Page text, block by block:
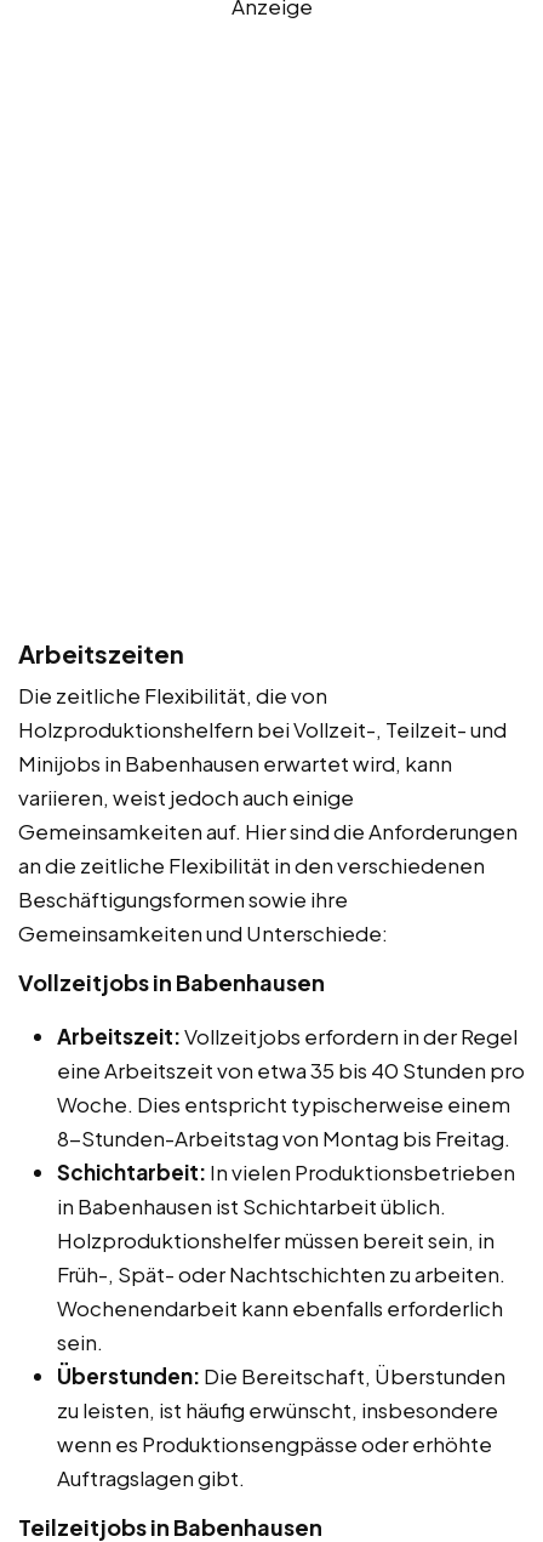
Anzeige
Arbeitszeiten
Die zeitliche Flexibilität, die von
Holzproduktionshelfern bei Vollzeit-, Teilzeit- und
Minijobs in Babenhausen erwartet wird, kann
variieren, weist jedoch auch einige
Gemeinsamkeiten auf. Hier sind die Anforderungen
an die zeitliche Flexibilität in den verschiedenen
Beschäftigungsformen sowie ihre
Gemeinsamkeiten und Unterschiede:
Vollzeitjobs in Babenhausen
Arbeitszeit:Vollzeitjobs erfordern in der Regel
eine Arbeitszeit von etwa 35 bis 40 Stunden pro
Woche. Dies entspricht typischerweise einem
8-Stunden-Arbeitstag von Montag bis Freitag.
Schichtarbeit: In vielen Produktionsbetrieben
in Babenhausen ist Schichtarbeit üblich.
Holzproduktionshelfer müssen bereit sein, in
Früh-, Spät- oder Nachtschichten zu arbeiten.
Wochenendarbeit kann ebenfalls erforderlich
sein.
Überstunden: Die Bereitschaft, Überstunden
zu leisten, ist häufig erwünscht, insbesondere
wenn es Produktionsengpässe oder erhöhte
Auftragslagen gibt.
Teilzeitjobs in Babenhausen